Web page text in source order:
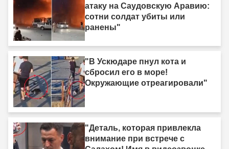
атаку на Саудовскую Аравию:
сотни солдат убиты или
ранены"
"В Ускюдаре пнул кота и
сбросил его в море!
Окружающие отреагировали"
"Деталь, которая привлекла
внимание при встрече с